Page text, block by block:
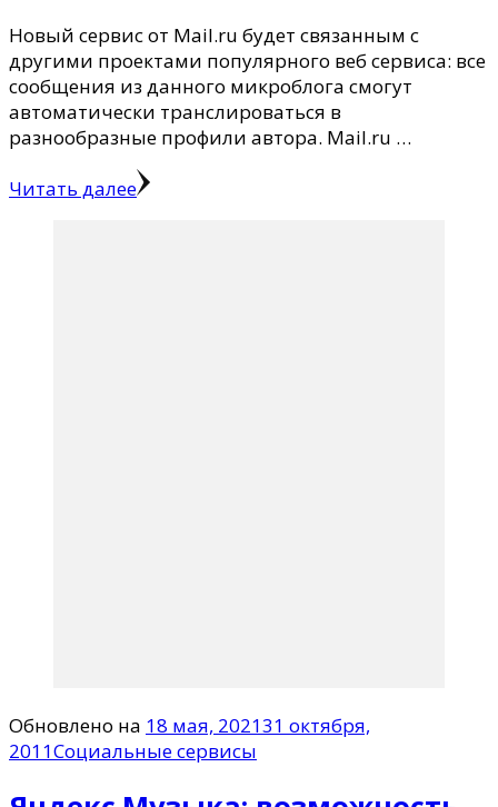
Новый сервис от Mail.ru будет связанным с
другими проектами популярного веб сервиса: все
сообщения из данного микроблога смогут
автоматически транслироваться в
разнообразные профили автора. Mail.ru …
Читать далее
Обновлено на 18 мая, 202131 октября,
2011Социальные сервисы